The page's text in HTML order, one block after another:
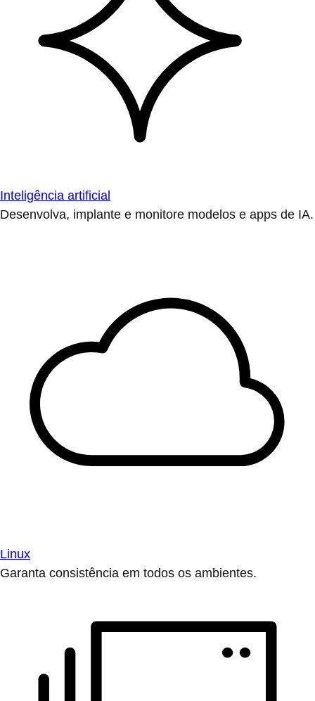
Inteligência artificial
Desenvolva, implante e monitore modelos e apps de IA.
Linux
Garanta consistência em todos os ambientes.